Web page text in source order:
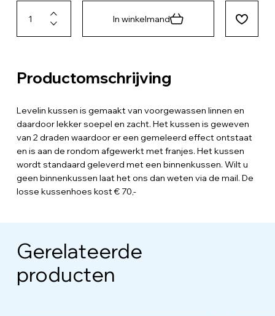
In winkelmand
Productomschrijving
Levelin kussen is gemaakt van voorgewassen linnen en
daardoor lekker soepel en zacht. Het kussen is geweven
van 2 draden waardoor er een gemeleerd effect ontstaat
en is aan de rondom afgewerkt met franjes. Het kussen
wordt standaard geleverd met een binnenkussen. Wilt u
geen binnenkussen laat het ons dan weten via de mail. De
losse kussenhoes kost € 70,-
Gerelateerde
producten